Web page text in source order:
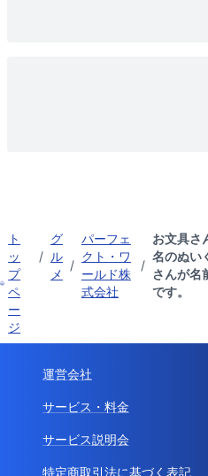
ト
ッ
プ
ペ
ー
ジ
/
グ
ル
メ
/
パーフェ
クト・ワ
ールド株
式会社
/
お文具さ
名のぬい
さんが名
です。
運営会社
サービス・料金
サービス説明会
特定商取引法に基づく表記